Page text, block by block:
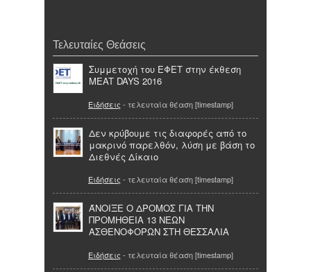
Τελευταίες Θεάσεις
Συμμετοχή του ΕΦΕΤ στην έκθεση
MEAT DAYS 2016
Ειδήσεις - τελευταία θέαση [timestamp]
Δεν κρύβουμε τις διαφορές από το
μακρινό παρελθόν, λύση με βάση το
Διεθνές Δίκαιο
Ειδήσεις - τελευταία θέαση [timestamp]
ΆΝΟΙΞΕ Ο ΔΡΟΜΟΣ ΓΙΑ ΤΗΝ
ΠΡΟΜΗΘΕΙΑ 13 ΝΕΩΝ
ΑΣΘΕΝΟΦΟΡΩΝ ΣΤΗ ΘΕΣΣΑΛΙΑ
Ειδήσεις - τελευταία θέαση [timestamp]